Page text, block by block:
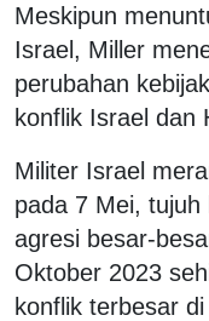
Meskipun
Israel, Miller
perubahan
konflik Israel dan
Militer Israel
pada 7 Mei, tujuh
agresi besar-
Oktober 2023
konflik terbesar